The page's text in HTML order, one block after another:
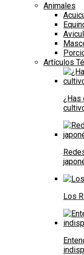
Animales
Artículos
¿Has
Los